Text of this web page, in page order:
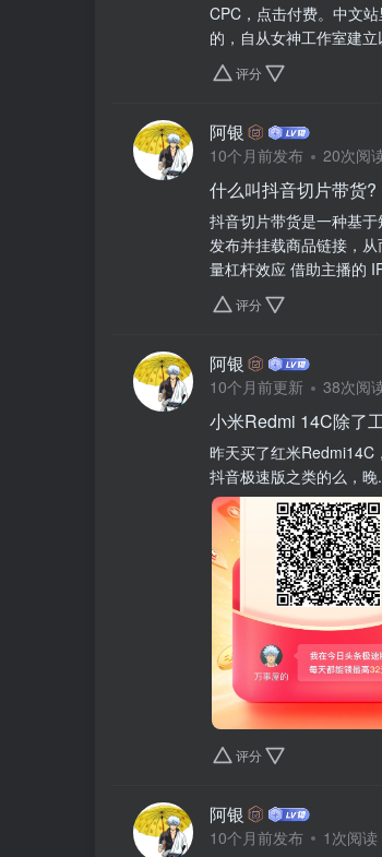
CPC，点击付费。中文
的，自从女神工作室建
评分
阿银
10个月前发布 20次阅
什么叫抖音切片带货?
抖音切片带货是一种基
发布并挂载商品链接，
量杠杆效应 借助主播的
评分
阿银
10个月前更新 38次阅
小米Redmi 14C除了
昨天买了红米Redmi14C
抖音极速版之类的么，晚
评分
阿银
10个月前发布 1次阅读